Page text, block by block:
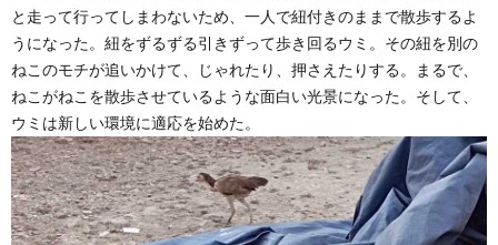
と走って行ってしまわないため、一人で紐付きのままで散歩するよ
うになった。紐をずるずる引きずって歩き回るウミ。その紐を別の
ねこのモチが追いかけて、じゃれたり、押さえたりする。まるで、
ねこがねこを散歩させているような面白い光景になった。そして、
ウミは新しい環境に適応を始めた。